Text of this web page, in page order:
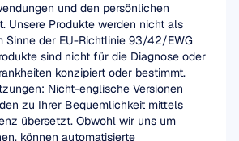
und den persönlichen
Unsere Produkte werden nicht als
Sinne der EU-Richtlinie 93/42/EWG
sind nicht für die Diagnose oder
konzipiert oder bestimmt.
Nicht-englische Versionen
zu Ihrer Bequemlichkeit mittels
übersetzt. Obwohl wir uns um
können automatisierte